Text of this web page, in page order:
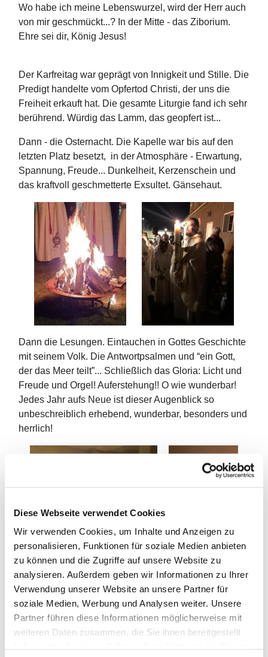
Diese Webseite verwendet Cookies
Wir verwenden Cookies, um Inhalte und Anzeigen zu
personalisieren, Funktionen für soziale Medien anbieten
zu können und die Zugriffe auf unsere Website zu
analysieren. Außerdem geben wir Informationen zu Ihrer
Verwendung unserer Website an unsere Partner für
soziale Medien, Werbung und Analysen weiter. Unsere
Partner führen diese Informationen möglicherweise mit
weiteren Daten zusammen, die Sie ihnen bereitgestellt
Wo habe ich meine Lebenswurzel, wird der Herr auch
von mir geschmückt...? In der Mitte - das Ziborium.
Ehre sei dir, König Jesus!
Der Karfreitag war geprägt von Innigkeit und Stille. Die
Predigt handelte vom Opfertod Christi, der uns die
Freiheit erkauft hat. Die gesamte Liturgie fand ich sehr
berührend. Würdig das Lamm, das geopfert ist...
Dann - die Osternacht. Die Kapelle war bis auf den
letzten Platz besetzt, in der Atmosphäre - Erwartung,
Spannung, Freude... Dunkelheit, Kerzenschein und
das kraftvoll geschmetterte Exsultet. Gänsehaut.
Dann die Lesungen. Eintauchen in Gottes Geschichte
mit seinem Volk. Die Antwortpsalmen und “ein Gott,
der das Meer teilt”... Schließlich das Gloria: Licht und
Freude und Orgel! Auferstehung!! O wie wunderbar!
Jedes Jahr aufs Neue ist dieser Augenblick so
unbeschreiblich erhebend, wunderbar, besonders und
herrlich!
Von den insgesamt 14 Erwachsenen, die sich im
Einfach- Katholisch-Kurs auf ihre Taufe/Firmung
vorbereitet hatten, fand für vier von ihnen die mit
Sehnsucht erwartete Feier in St. Cäcilia statt.